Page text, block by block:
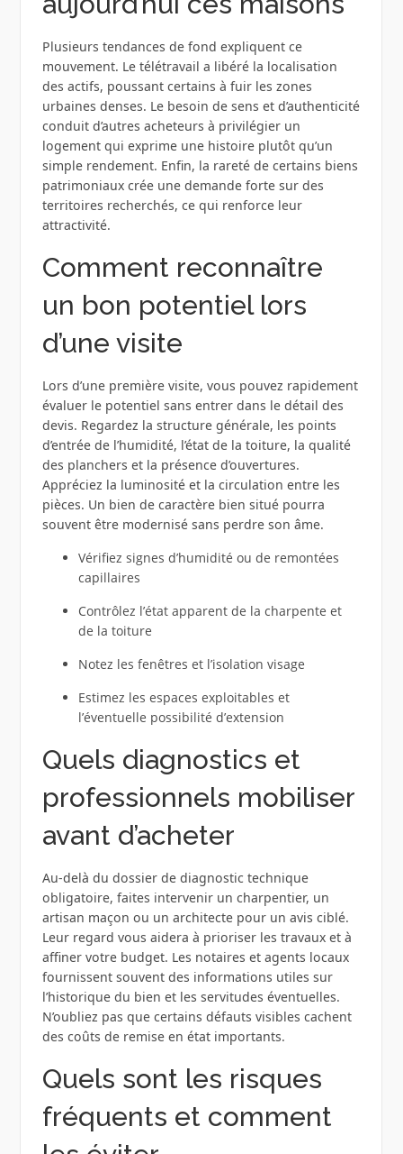
Plusieurs tendances de fond expliquent ce
mouvement. Le télétravail a libéré la localisation
des actifs, poussant certains à fuir les zones
urbaines denses. Le besoin de sens et d’authenticité
conduit d’autres acheteurs à privilégier un
logement qui exprime une histoire plutôt qu’un
simple rendement. Enfin, la rareté de certains biens
patrimoniaux crée une demande forte sur des
territoires recherchés, ce qui renforce leur
attractivité.
Comment reconnaître
un bon potentiel lors
d’une visite
Lors d’une première visite, vous pouvez rapidement
évaluer le potentiel sans entrer dans le détail des
devis. Regardez la structure générale, les points
d’entrée de l’humidité, l’état de la toiture, la qualité
des planchers et la présence d’ouvertures.
Appréciez la luminosité et la circulation entre les
pièces. Un bien de caractère bien situé pourra
souvent être modernisé sans perdre son âme.
Vérifiez signes d’humidité ou de remontées
capillaires
Contrôlez l’état apparent de la charpente et
de la toiture
Notez les fenêtres et l’isolation visage
Estimez les espaces exploitables et
l’éventuelle possibilité d’extension
Quels diagnostics et
professionnels mobiliser
avant d’acheter
Au-delà du dossier de diagnostic technique
obligatoire, faites intervenir un charpentier, un
artisan maçon ou un architecte pour un avis ciblé.
Leur regard vous aidera à prioriser les travaux et à
affiner votre budget. Les notaires et agents locaux
fournissent souvent des informations utiles sur
l’historique du bien et les servitudes éventuelles.
N’oubliez pas que certains défauts visibles cachent
des coûts de remise en état importants.
Quels sont les risques
fréquents et comment